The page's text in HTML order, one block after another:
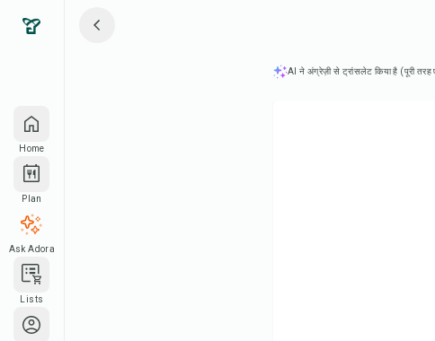
Home
Plan
Ask Adora
Lists
AI ने अंग्रेज़ी से ट्रांसलेट किया है (पूरी तरह